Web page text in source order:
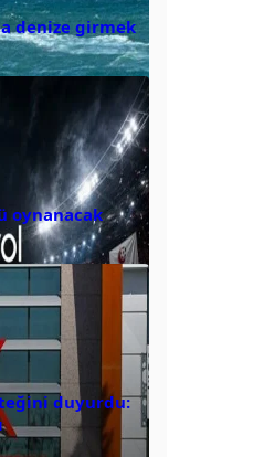
denize girmek
oynanacak
duyurdu: